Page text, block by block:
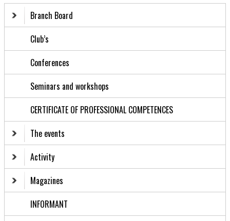
Branch Board
Club’s
Conferences
Seminars and workshops
CERTIFICATE OF PROFESSIONAL COMPETENCES
The events
Activity
Magazines
INFORMANT